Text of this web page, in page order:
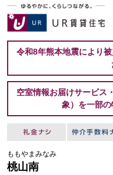
令和8年熊本地震により
空室情報お届けサービス
象）を一部の
ももやまみなみ
桃山南